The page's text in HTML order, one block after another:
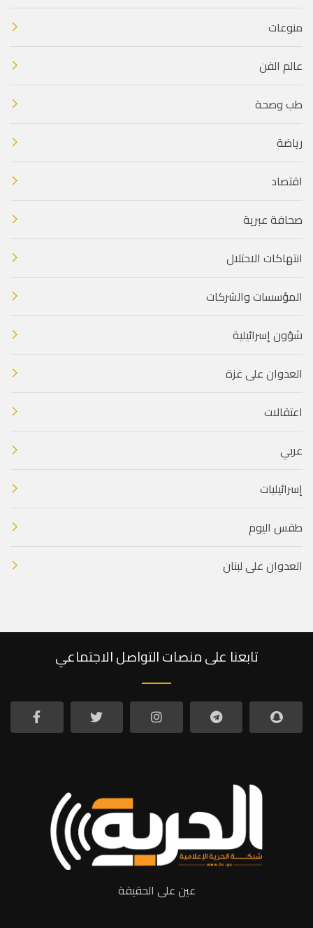
منوعات
عالم الفن
طب وصحة
رياضة
اقتصاد
صحافة عبرية
انتهاكات الاحتلال
المؤسسات والشركات
شؤون إسرائيلية
العدوان على غزة
اعتقالات
عربي
إسرائيليات
طقس اليوم
العدوان على لبنان
تابعنا على منصات التواصل الاجتماعي
عين على الحقيقة